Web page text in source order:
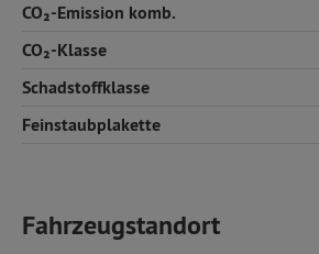
CO₂-Emission komb.
CO₂-Klasse
Schadstoffklasse
Feinstaubplakette
Fahrzeugstandort